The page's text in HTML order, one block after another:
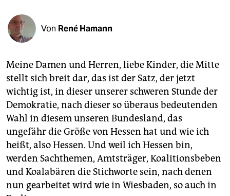
shop
fragen & hilfe
unterstützen
abo
genossenschaft
epaper login
Von René Hamann
Meine Damen und Herren, liebe Kinder, die Mitte
stellt sich breit dar, das ist der Satz, der jetzt
wichtig ist, in dieser unserer schweren Stunde der
Demokratie, nach dieser so überaus bedeutenden
Wahl in diesem unseren Bundesland, das
ungefähr die Größe von Hessen hat und wie ich
heißt, also Hessen. Und weil ich Hessen bin,
werden Sachthemen, Amtsträger, Koalitionsbeben
und Koalabären die Stichworte sein, nach denen
nun gearbeitet wird wie in Wiesbaden, so auch in